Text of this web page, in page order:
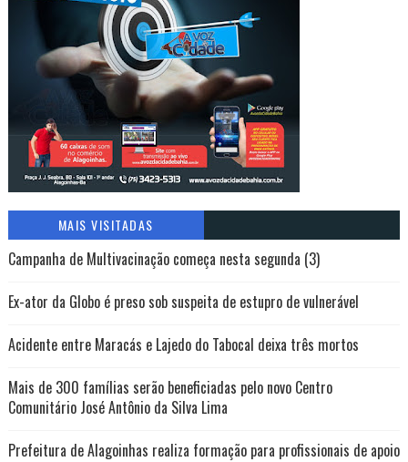
MAIS VISITADAS
Campanha de Multivacinação começa nesta segunda (3)
Ex-ator da Globo é preso sob suspeita de estupro de vulnerável
Acidente entre Maracás e Lajedo do Tabocal deixa três mortos
Mais de 300 famílias serão beneficiadas pelo novo Centro
Comunitário José Antônio da Silva Lima
Prefeitura de Alagoinhas realiza formação para profissionais de apoio